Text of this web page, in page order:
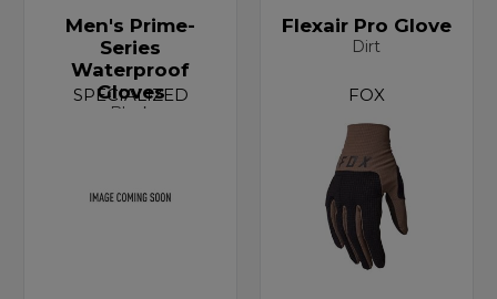
Men's Prime-
Series
Waterproof
Gloves
Black
SPECIALIZED
Flexair Pro Glove
Dirt
FOX